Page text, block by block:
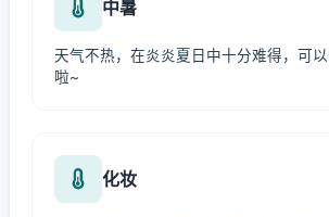
中暑
天气不热，在炎炎夏日中十分难得，可
啦~
化妆